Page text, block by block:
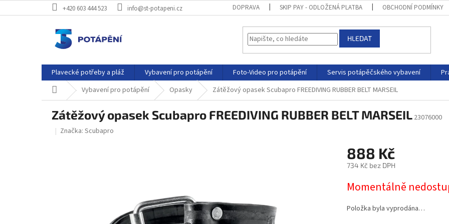
na
+420 603 444 523 info@st-potapeni.cz DOPRAVA SKIP PAY - ODLOŽENÁ PLATBA OBCHODNÍ PODMÍNKY
HLEDAT
Plavecké potřeby a pláž Vybavení pro potápění Foto-Video pro potápění Servis potápěčského vybavení
Domů Vybavení pro potápění Opasky Zátěžový opasek Scubapro FREEDIVING RUBBER BELT MARSEIL
Zátěžový opasek Scubapro FREEDIVING RUBBER BELT MARSEIL 23076000
Značka: Scubapro
888 Kč
734 Kč bez DPH
Momentálně
Položka byla vyprodána…